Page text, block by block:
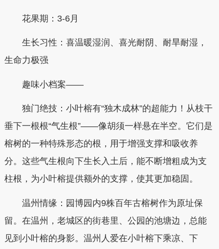
花果期：3-6月
生长习性：喜温暖湿润、喜光耐阴、耐旱耐湿，
生命力极强
趣味小档案——
独门绝技：小叶榕有“独木成林”的超能力！从枝干
垂下一根根“气生根”——像胡须一样悬在半空。它们是
榕树的一种特殊形态的根，用于增强支撑和吸收养
分。这些气生根向下生长入土后，能不断增粗成为支
柱根，为小叶榕提供额外的支撑，使其更加稳固。
温州情缘：园博园内9株百年古榕树作为原址保
留。在温州，老城区的街巷里、公园的池塘边，总能
见到小叶榕的身影。温州人爱在小叶榕下乘凉、下